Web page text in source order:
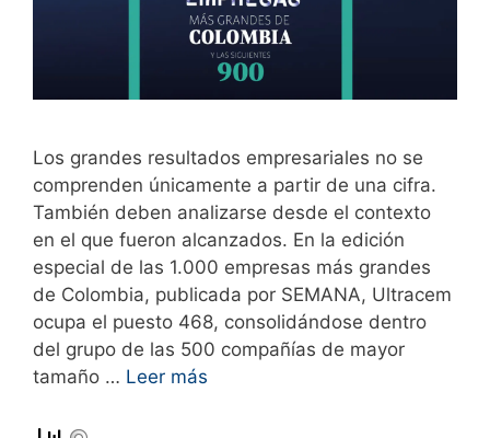
Los grandes resultados empresariales no se
comprenden únicamente a partir de una cifra.
También deben analizarse desde el contexto
en el que fueron alcanzados. En la edición
especial de las 1.000 empresas más grandes
de Colombia, publicada por SEMANA, Ultracem
ocupa el puesto 468, consolidándose dentro
del grupo de las 500 compañías de mayor
tamaño … Leer más